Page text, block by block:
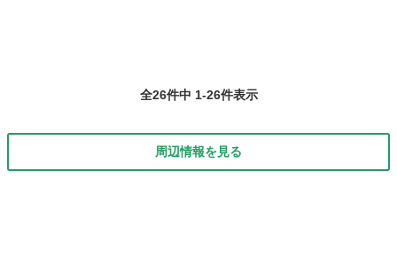
全26件中 1-26件表示
周辺情報を見る